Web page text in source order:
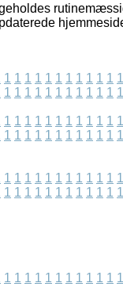
1 1 1 1 1 1 1 1 1 1 1 1
1 1 1 1 1 1 1 1 1 1 1 1
1 1 1 1 1 1 1 1 1 1 1 1
1 1 1 1 1 1 1 1 1 1 1 1
1 1 1 1 1 1 1 1 1 1 1 1
1 1 1 1 1 1 1 1 1 1 1 1
1 1 1 1 1 1 1 1 1 1 1 1